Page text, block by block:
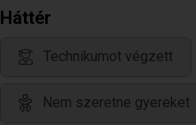
Háttér
Technikumot végzett
Nem szeretne gyereket